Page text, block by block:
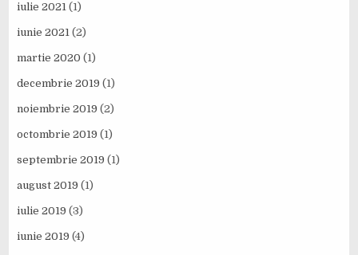
iulie 2021 (1)
iunie 2021 (2)
martie 2020 (1)
decembrie 2019 (1)
noiembrie 2019 (2)
octombrie 2019 (1)
septembrie 2019 (1)
august 2019 (1)
iulie 2019 (3)
iunie 2019 (4)